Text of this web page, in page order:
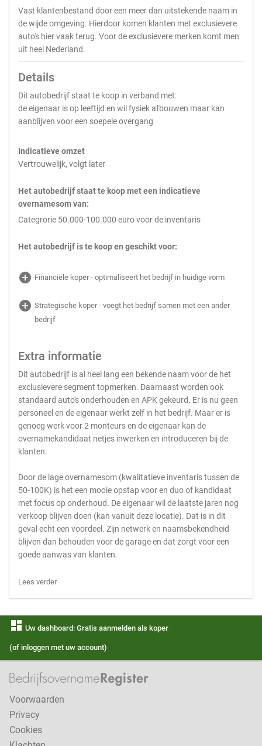
Vast klantenbestand door een meer dan uitstekende naam in
de wijde omgeving. Hierdoor komen klanten met exclusievere
auto's hier vaak terug. Voor de exclusievere merken komt men
uit heel Nederland.
Details
Dit autobedrijf staat te koop in verband met:
de eigenaar is op leeftijd en wil fysiek afbouwen maar kan
aanblijven voor een soepele overgang
Indicatieve omzet
Vertrouwelijk, volgt later
Het autobedrijf staat te koop met een indicatieve
overnamesom van:
Categrorie 50.000-100.000 euro voor de inventaris
Het autobedrijf is te koop en geschikt voor:
add_circle Financiële koper - optimaliseert het bedrijf in huidige vorm
add_circle Strategische koper - voegt het bedrijf samen met een ander
bedrijf
Extra informatie
Dit autobedrijf is al heel lang een bekende naam voor de het
exclusievere segment topmerken. Daarnaast worden ook
standaard auto's onderhouden en APK gekeurd. Er is nu geen
personeel en de eigenaar werkt zelf in het bedrijf. Maar er is
genoeg werk voor 2 monteurs en de eigenaar kan de
overnamekandidaat netjes inwerken en introduceren bij de
klanten.
Door de lage overnamesom (kwalitatieve inventaris tussen de
50-100K) is het een mooie opstap voor en duo of kandidaat
met focus op onderhoud. De eigenaar wil de laatste jaren nog
verkoop blijven doen (kan vanuit deze locatie). Dat is in dit
geval echt een voordeel. Zijn netwerk en naamsbekendheid
blijven dan behouden voor de garage en dat zorgt voor een
goede aanwas van klanten.
Lees verder
dashboard Uw dashboard: Gratis aanmelden als koper
(of inloggen met uw account)
Voorwaarden
Privacy
Cookies